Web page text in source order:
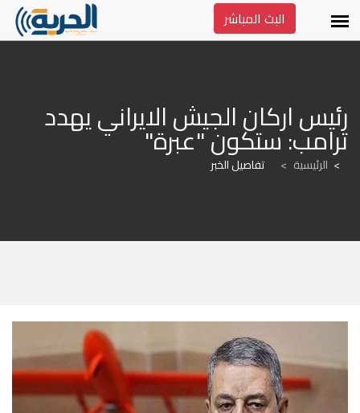
البث المباشر
ترامب: ستكون "عبرة"
الرئيسية > تفاصيل الخبر